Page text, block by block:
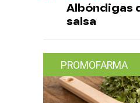
Albóndigas
salsa
PROMOFARMA